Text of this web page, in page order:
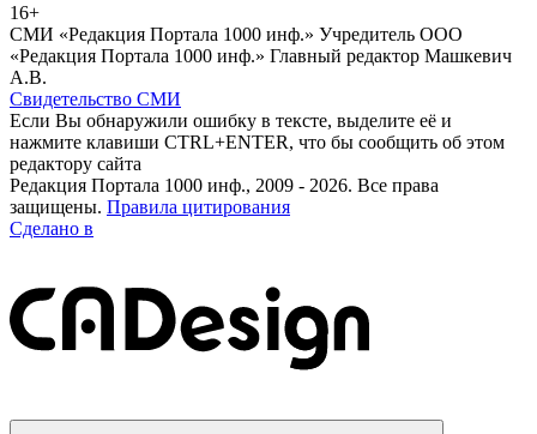
16+
СМИ «Редакция Портала 1000 инф.» Учредитель ООО
«Редакция Портала 1000 инф.» Главный редактор Машкевич
А.В.
Свидетельство СМИ
Если Вы обнаружили ошибку в тексте, выделите её и
нажмите клавиши CTRL+ENTER, что бы сообщить об этом
редактору сайта
Редакция Портала 1000 инф., 2009 - 2026. Все права
защищены. Правила цитирования
Сделано в